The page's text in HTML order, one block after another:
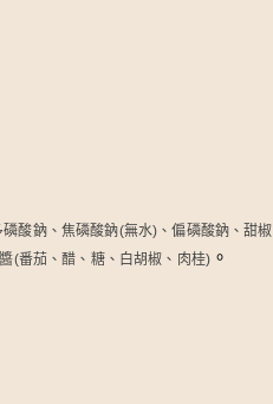
酸鈉、焦磷酸鈉(無水)、偏磷酸鈉、甜椒
(番茄、醋、糖、白胡椒、肉桂) 。